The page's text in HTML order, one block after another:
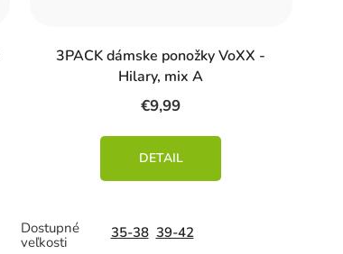
3PACK dámske ponožky VoXX -
Hilary, mix A
€9,99
DETAIL
35-38 39-42